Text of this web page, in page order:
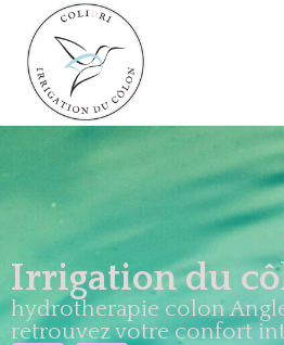
Irrigation du
hydrotherapie colon
retrouvez votre confort